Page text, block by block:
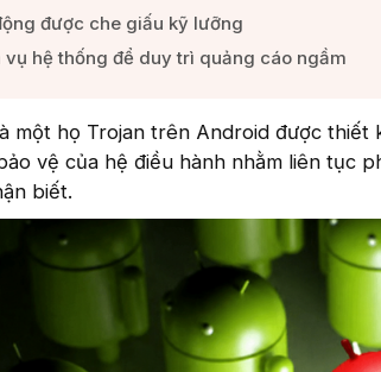
được che giấu kỹ lưỡng​
vụ hệ thống để duy trì quảng cáo ngầm​
một họ Trojan trên Android được
vệ của hệ điều hành nhằm liên tục
biết.